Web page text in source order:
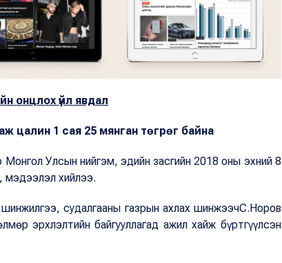
онцлох үйл явдал
цалин 1 сая 25 мянган төгрөг байна
Монгол Улсын нийгэм, эдийн засгийн 2018 оны эхний 8
мэдээлэл хийлээ.
судалгааны газрын ахлах шинжээчС.Норов
эрхлэлтийн байгууллагад ажил хайж бүртгүүлсэн